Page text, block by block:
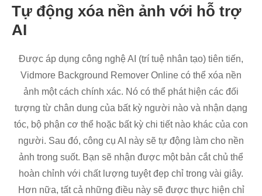
Tự động xóa nền ảnh với hỗ trợ
AI
Được áp dụng công nghệ AI (trí tuệ nhân tạo) tiên tiến,
Vidmore Background Remover Online có thể xóa nền
ảnh một cách chính xác. Nó có thể phát hiện các đối
tượng từ chân dung của bất kỳ người nào và nhận dạng
tóc, bộ phận cơ thể hoặc bất kỳ chi tiết nào khác của con
người. Sau đó, công cụ AI này sẽ tự động làm cho nền
ảnh trong suốt. Bạn sẽ nhận được một bản cắt chủ thể
hoàn chỉnh với chất lượng tuyệt đẹp chỉ trong vài giây.
Hơn nữa, tất cả những điều này sẽ được thực hiện chỉ